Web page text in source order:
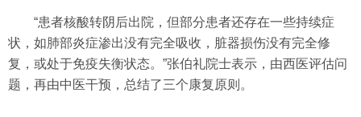
“患者核酸转阴后出院，但部分患者还存在一些持续症
状，如肺部炎症渗出没有完全吸收，脏器损伤没有完全修
复，或处于免疫失衡状态。”张伯礼院士表示，由西医评估问
题，再由中医干预，总结了三个康复原则。